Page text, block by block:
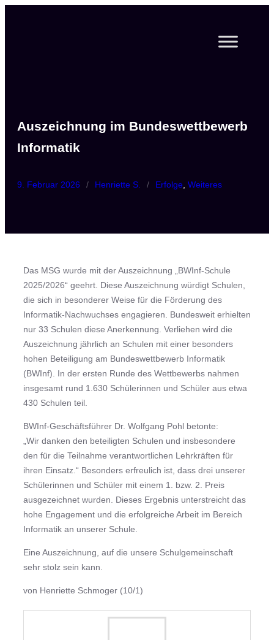
Auszeichnung im Bundeswettbewerb
Informatik
9. Februar 2026 / Henriette S. / Erfolge Weiteres
Das MSG wurde mit der Auszeichnung „BWInf-Schule
2025/2026“ geehrt. Diese Auszeichnung würdigt Schulen,
die sich in besonderer Weise für die Förderung des
Informatik-Nachwuchses engagieren. Bundesweit erhielten
nur 33 Schulen diese Anerkennung. Verliehen wird die
Auszeichnung jährlich an Schulen mit einer besonders
hohen Beteiligung am Bundeswettbewerb Informatik
(BWInf). In der ersten Runde des Wettbewerbs nahmen
insgesamt rund 1.630 Schülerinnen und Schüler aus etwa
430 Schulen teil.
BWInf-Geschäftsführer Dr. Wolfgang Pohl betonte:
„Wir danken den beteiligten Schulen und insbesondere
den für die Teilnahme verantwortlichen Lehrkräften für
ihren Einsatz.“ Besonders erfreulich ist, dass drei unserer
Schülerinnen und Schüler mit einem 1. bzw. 2. Preis
ausgezeichnet wurden. Dieses Ergebnis unterstreicht das
hohe Engagement und die erfolgreiche Arbeit im Bereich
Informatik an unserer Schule.
Eine Auszeichnung, auf die unsere Schulgemeinschaft
sehr stolz sein kann.
von Henriette Schmoger (10/1)